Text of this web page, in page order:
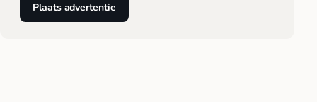
Plaats advertentie